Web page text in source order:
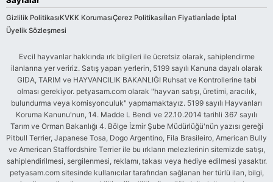
Gizlilik PolitikasıKVKK KorumasıÇerez Politikasıİlan Fiyatlarıİade İptal
Üyelik Sözleşmesi
Evcil hayvanlar hakkında ırk bilgileri ile ücretsiz olarak, sahiplendirme
ilanlarına yer veririz. Satış yapan yerlerin, 5199 sayılı Kanuna dayalı olarak
GIDA, TARIM ve HAYVANCILIK BAKANLIĞI Ruhsat ve Kontrollerine tabi
olması gerekiyor. petyasam.com olarak "hayvan satışı, üretimi, aracılık,
bulundurma veya komisyonculuk" yapmamaktayız. 5199 sayılı Hayvanları
Koruma Kanunu'nun, 14. Madde L Bendi ve 22.10.2014 tarihli 367 sayılı
Tarım ve Orman Bakanlığı 4. Bölge İzmir Şube Müdürlüğü'nün yazısı gereği
Pitbull Terrier, Japanese Tosa, Dogo Argentino, Fila Brasileiro, American Bully
ve American Staffordshire Terrier ile bu ırkların melezlerinin sitemizde satışı,
sahiplendirilmesi, sergilenmesi, reklamı, takası veya hediye edilmesi yasaktır.
petyasam.com sitesinde kullanıcılar tarafından sağlanan her türlü ilan, bilgi,